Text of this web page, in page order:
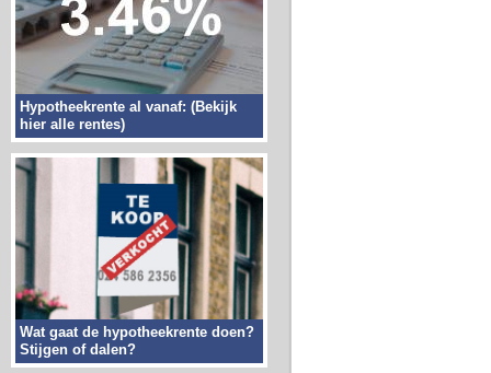
Hypotheekrente al vanaf: (Bekijk
hier alle rentes)
Wat gaat de hypotheekrente doen?
Stijgen of dalen?